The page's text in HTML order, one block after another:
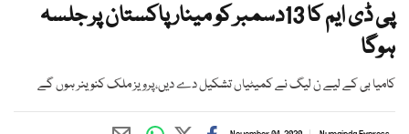
پی ڈی ایم کا 13دسمبر کو مینار پاکستان پر جلسہ
ہوگا
کامیا بی کے لیے ن لیگ نے کمیٹیاں تشکیل دے دیں،پرویز ملک کنوینر ہوں گے